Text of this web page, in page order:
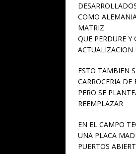
COMO
MATRIZ
QUE PERDURE Y
ACTUALIZACION
ESTO TAMBIEN
CARROCERIA DE
PERO SE
REEMPLAZAR
EN EL CAMPO
UNA PLACA
PUERTOS